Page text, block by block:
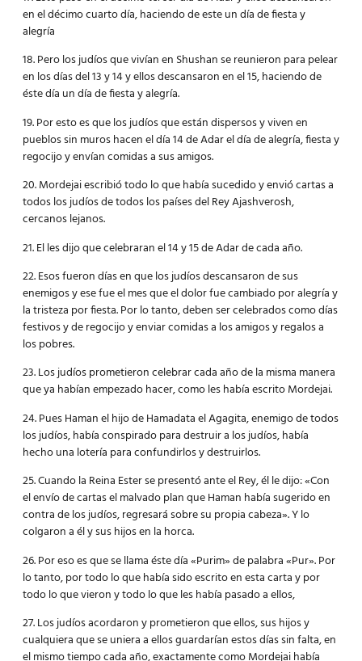
en el décimo cuarto día, haciendo de este un día de fiesta y
alegría
18. Pero los judíos que vivían en Shushan se reunieron para pelear
en los días del 13 y 14 y ellos descansaron en el 15, haciendo de
éste día un día de fiesta y alegría.
19. Por esto es que los judíos que están dispersos y viven en
pueblos sin muros hacen el día 14 de Adar el día de alegría, fiesta y
regocijo y envían comidas a sus amigos.
20. Mordejai escribió todo lo que había sucedido y envió cartas a
todos los judíos de todos los países del Rey Ajashverosh,
cercanos lejanos.
21. El les dijo que celebraran el 14 y 15 de Adar de cada año.
22. Esos fueron días en que los judíos descansaron de sus
enemigos y ese fue el mes que el dolor fue cambiado por alegría y
la tristeza por fiesta. Por lo tanto, deben ser celebrados como días
festivos y de regocijo y enviar comidas a los amigos y regalos a
los pobres.
23. Los judíos prometieron celebrar cada año de la misma manera
que ya habían empezado hacer, como les había escrito Mordejai.
24. Pues Haman el hijo de Hamadata el Agagita, enemigo de todos
los judíos, había conspirado para destruir a los judíos, había
hecho una lotería para confundirlos y destruirlos.
25. Cuando la Reina Ester se presentó ante el Rey, él le dijo: «Con
el envío de cartas el malvado plan que Haman había sugerido en
contra de los judíos, regresará sobre su propia cabeza». Y lo
colgaron a él y sus hijos en la horca.
26. Por eso es que se llama éste día «Purim» de palabra «Pur». Por
lo tanto, por todo lo que había sido escrito en esta carta y por
todo lo que vieron y todo lo que les había pasado a ellos,
27. Los judíos acordaron y prometieron que ellos, sus hijos y
cualquiera que se uniera a ellos guardarían estos días sin falta, en